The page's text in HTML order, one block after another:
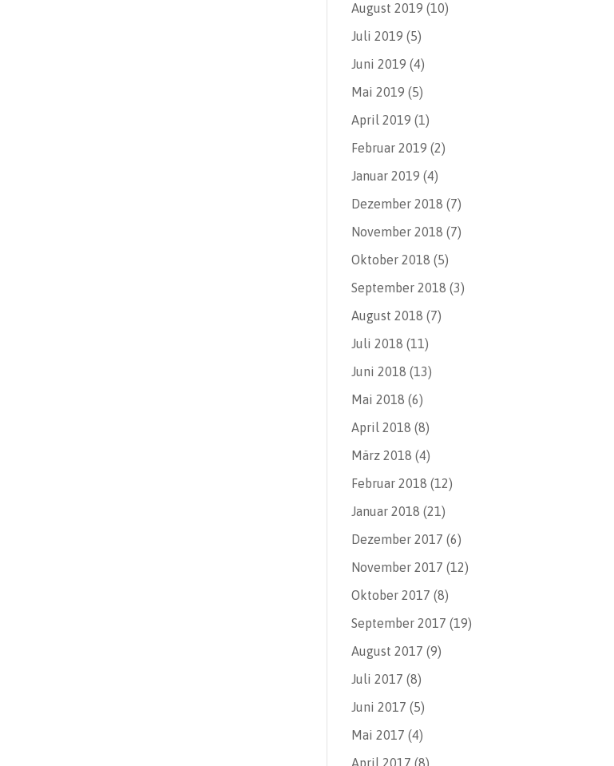
August 2019 (10)
Juli 2019 (5)
Juni 2019 (4)
Mai 2019 (5)
April 2019 (1)
Februar 2019 (2)
Januar 2019 (4)
Dezember 2018 (7)
November 2018 (7)
Oktober 2018 (5)
September 2018 (3)
August 2018 (7)
Juli 2018 (11)
Juni 2018 (13)
Mai 2018 (6)
April 2018 (8)
März 2018 (4)
Februar 2018 (12)
Januar 2018 (21)
Dezember 2017 (6)
November 2017 (12)
Oktober 2017 (8)
September 2017 (19)
August 2017 (9)
Juli 2017 (8)
Juni 2017 (5)
Mai 2017 (4)
April 2017 (8)